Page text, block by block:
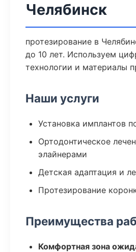
Челябинск
протезирование в
до 10 лет. Используем
технологии и материалы
Наши услуги
Установка имплантов
Ортодонтическое
элайнерами
Детская адаптация и
Протезирование
Преимущества
Комфортная зона